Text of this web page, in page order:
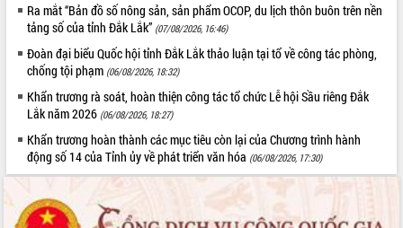
Minh
Lễ truy điệu và an táng hài cốt liệt sĩ
tại Nghĩa trang Liệt sĩ xã Sơn Hòa
Bàn giải pháp tháo gỡ khó khăn trong
xuất khẩu sầu riêng và triển khai quy
định EUDR
Thứ trưởng Bộ Nông nghiệp và Môi
trường Nguyễn Hoàng Hiệp khảo sát
vùng trồng và doanh nghiệp đóng gói
Trình diễn nghệ thuật chế biến các
THỐNG KÊ TRUY CẬP
Hôm nay: 4005
66089673
Ra mắt “Bản đồ số nông sản, sản phẩm OCOP, du lịch thôn buôn trên nền
tảng số của tỉnh Đắk Lắk” (07/08/2026, 16:46)
Đoàn đại biểu Quốc hội tỉnh Đắk Lắk thảo luận tại tổ về công tác phòng,
chống tội phạm (06/08/2026, 18:32)
Khẩn trương rà soát, hoàn thiện công tác tổ chức Lễ hội Sầu riêng Đắk
Lắk năm 2026 (06/08/2026, 18:27)
Khẩn trương hoàn thành các mục tiêu còn lại của Chương trình hành
động số 14 của Tỉnh ủy về phát triển văn hóa (06/08/2026, 17:30)